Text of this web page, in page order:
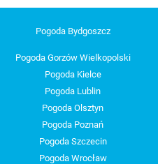
Pogoda Bydgoszcz
Pogoda Gorzów Wielkopolski
Pogoda Kielce
Pogoda Lublin
Pogoda Olsztyn
Pogoda Poznań
Pogoda Szczecin
Pogoda Wrocław